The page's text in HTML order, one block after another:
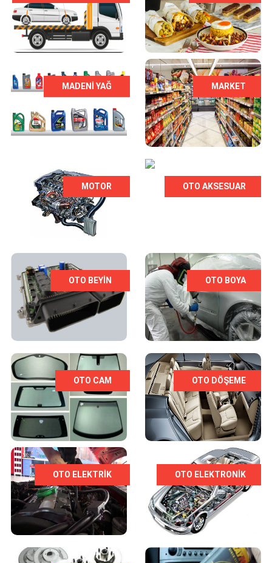
MADENI YAĞ MARKET
MOTOR OTO AKSESUAR
OTO BEYIN OTO BOYA
OTO CAM OTO DÖŞEME
OTO ELEKTRIK OTO ELEKTRONIK